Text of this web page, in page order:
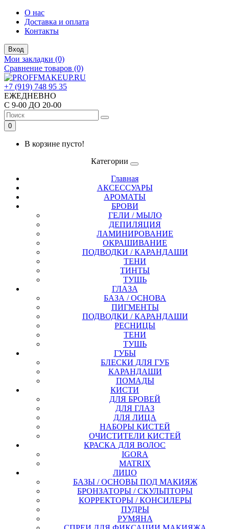
О нас
Доставка и оплата
Контакты
Вход
Мои закладки (0)
Сравнение товаров (0)
+7 (919) 748 95 35
ЕЖЕДНЕВНО
С 9-00 ДО 20-00
0
В корзине пусто!
Категории
Главная
АКСЕССУАРЫ
АРОМАТЫ
БРОВИ
ГЕЛИ / МЫЛО
ДЕПИЛЯЦИЯ
ЛАМИНИРОВАНИЕ
ОКРАШИВАНИЕ
ПОДВОДКИ / КАРАНДАШИ
ТЕНИ
ТИНТЫ
ТУШЬ
ГЛАЗА
БАЗА / ОСНОВА
ПИГМЕНТЫ
ПОДВОДКИ / КАРАНДАШИ
РЕСНИЦЫ
ТЕНИ
ТУШЬ
ГУБЫ
БЛЕСКИ ДЛЯ ГУБ
КАРАНДАШИ
ПОМАДЫ
КИСТИ
ДЛЯ БРОВЕЙ
ДЛЯ ГЛАЗ
ДЛЯ ЛИЦА
НАБОРЫ КИСТЕЙ
ОЧИСТИТЕЛИ КИСТЕЙ
КРАСКА ДЛЯ ВОЛОС
IGORA
MATRIX
ЛИЦО
БАЗЫ / ОСНОВЫ ПОД МАКИЯЖ
БРОНЗАТОРЫ / СКУЛЬПТОРЫ
КОРРЕКТОРЫ / КОНСИЛЕРЫ
ПУДРЫ
РУМЯНА